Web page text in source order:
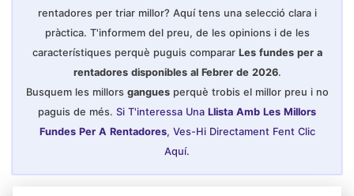
rentadores per triar millor? Aquí tens una selecció clara i
pràctica. T'informem del preu, de les opinions i de les
característiques perquè puguis comparar Les fundes per a
rentadores disponibles al Febrer de 2026.
Busquem les millors ganguesperquè trobis el millor preu i no
paguis de més. Si T'interessa Una Llista Amb Les Millors
Fundes Per A Rentadores, Ves-Hi Directament Fent Clic
Aquí.